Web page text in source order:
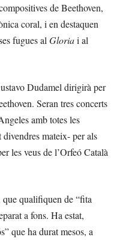
de Beethoven,
coral, i en destaquen
fugues al Gloriai al
Dudamel dirigirà per
Seran tres concerts
amb totes les
divendres mateix- per als
les veus de l’Orfeó Català
qualifiquen de “fita
a fons. Ha estat,
que ha durat mesos, a